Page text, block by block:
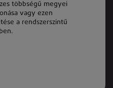
többségű megyei
vagy ezen
a rendszerszintű